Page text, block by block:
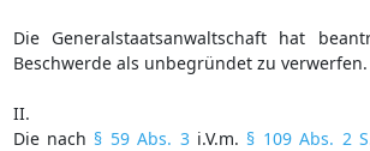
Die Generalstaatsanwaltschaft hat
Beschwerde als unbegründet zu verwerfen.
II.
Die nach § 59 Abs. 3i.V.m. § 109 Abs. 2